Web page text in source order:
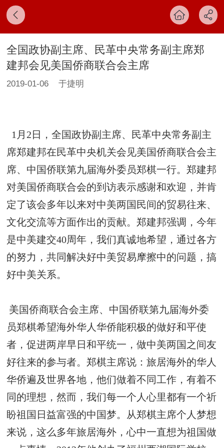
全国政协副主席、民革中央常务副主席郑
建邦会见美国侨商联合会主席
2019-01-06 于捷明
1月2日，全国政协副主席、民革中央常务副主
席郑建邦在民革中央机关会见美国侨商联合会主
席、中国侨联第九届海外委员郑棋一行。郑建邦
对美国侨商联合会的到访表示感谢和欢迎，并肯
定了该会多年以来对中美两国民间的贸易往来、
文化交流等方面作出的贡献。郑建邦强调，今年
是中美建交40周年，我们真诚地希望，通过各方
的努力，共同解决好中美贸易摩擦中的问题，搞
好中美关系。
美国侨商联合会主席、中国侨联第九届海外委
员郑棋希望海外华人华侨能积极的做好和平使
者，促进两岸早日和平统一，做中美两国之间友
好往来的参与者。郑棋主席说：旅居海外的华人
华侨遍及世界各地，他们做着不同工作，有着不
同的理想，然而，我们每一个人心里都有一个祈
盼祖国日益富强的中国梦。从郑棋主席个人梦想
来说，这么多年旅居海外，心中一直想为祖国做